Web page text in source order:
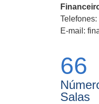
E-mail:
66
Salas